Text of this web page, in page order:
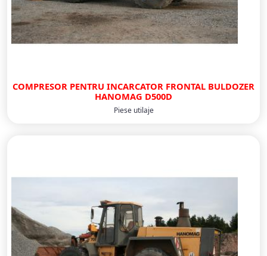
COMPRESOR PENTRU INCARCATOR FRONTAL BULDOZER
HANOMAG D500D
Piese utilaje